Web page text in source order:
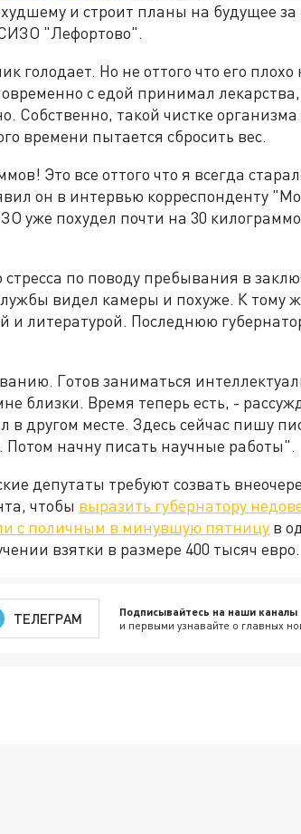
худшему и строит планы на будущее
"Лефортово".
голодает. Но не оттого что его плохо
с едой принимал
Собственно, такой чистке организма
времени пытается сбросить вес.
Это все оттого что я всегда
он в интервью корреспонденту
уже похудел почти на 30
стресса по поводу пребывания в
видел камеры и похуже. К тому
и литературой. Последнюю
Готов заниматься
близки. Время теперь есть, -
в другом месте. Здесь сейчас пишу
Потом начну писать научные работы".
депутаты требуют созвать
чтобы выразить губернатору
с поличным в минувшую пятницу в
взятки в размере 400 тысяч евро.
ТЕЛЕГРАМ Подписывайтесь на наши каналы
и первыми узнавайте о главных